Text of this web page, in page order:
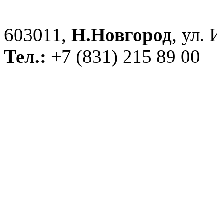
603011, Н.Новгород, ул.
Тел.: +7 (831) 215 89 00